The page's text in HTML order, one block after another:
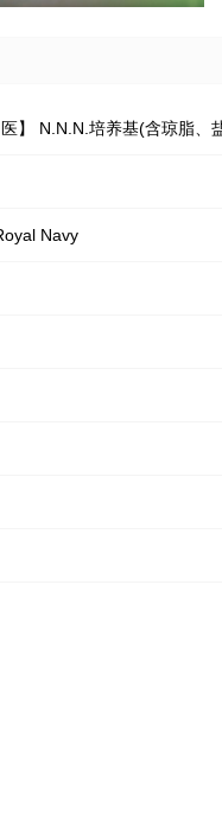
医】 N.N.N.培养基(含琼脂
Navy